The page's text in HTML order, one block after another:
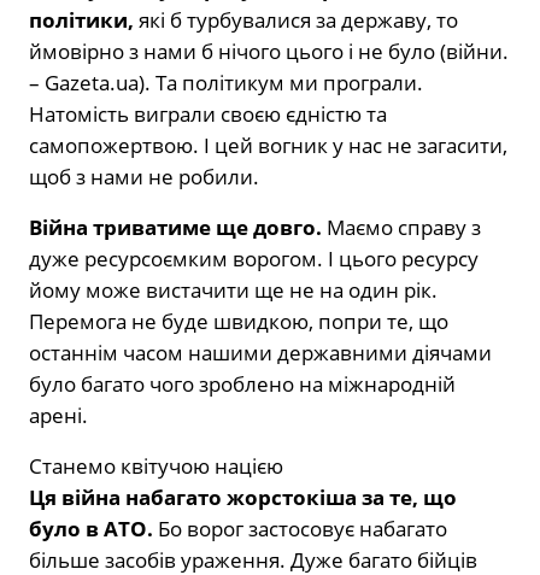
політики, які б турбувалися за державу, то
ймовірно з нами б нічого цього і не було (війни.
– Gazeta.ua). Та політикум ми програли.
Натомість виграли своєю єдністю та
самопожертвою. І цей вогник у нас не загасити,
щоб з нами не робили.
Війна триватиме ще довго. Маємо справу з
дуже ресурсоємким ворогом. І цього ресурсу
йому може вистачити ще не на один рік.
Перемога не буде швидкою, попри те, що
останнім часом нашими державними діячами
було багато чого зроблено на міжнародній
арені.
Станемо квітучою нацією
Ця війна набагато жорстокіша за те, що
було в АТО. Бо ворог застосовує набагато
більше засобів ураження. Дуже багато бійців